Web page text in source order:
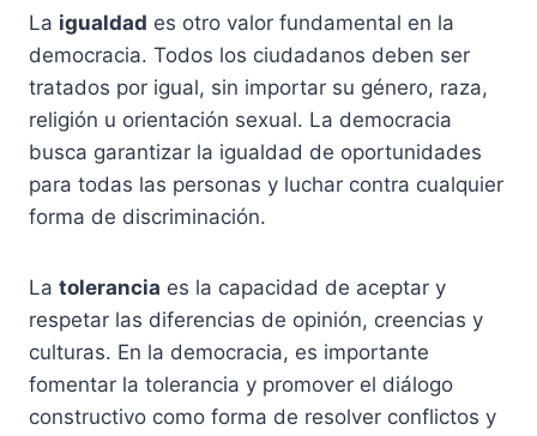
La igualdad es otro valor fundamental en la
democracia. Todos los ciudadanos deben ser
tratados por igual, sin importar su género, raza,
religión u orientación sexual. La democracia
busca garantizar la igualdad de oportunidades
para todas las personas y luchar contra cualquier
forma de discriminación.
La tolerancia es la capacidad de aceptar y
respetar las diferencias de opinión, creencias y
culturas. En la democracia, es importante
fomentar la tolerancia y promover el diálogo
constructivo como forma de resolver conflictos y